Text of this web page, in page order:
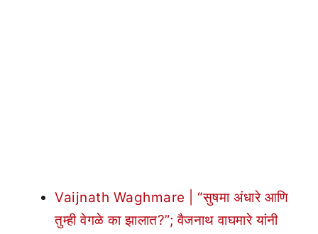
Vaijnath Waghmare | “सुषमा अंधारे आणि
तुम्ही वेगळे का झालात?”; वैजनाथ वाघमारे यांनी